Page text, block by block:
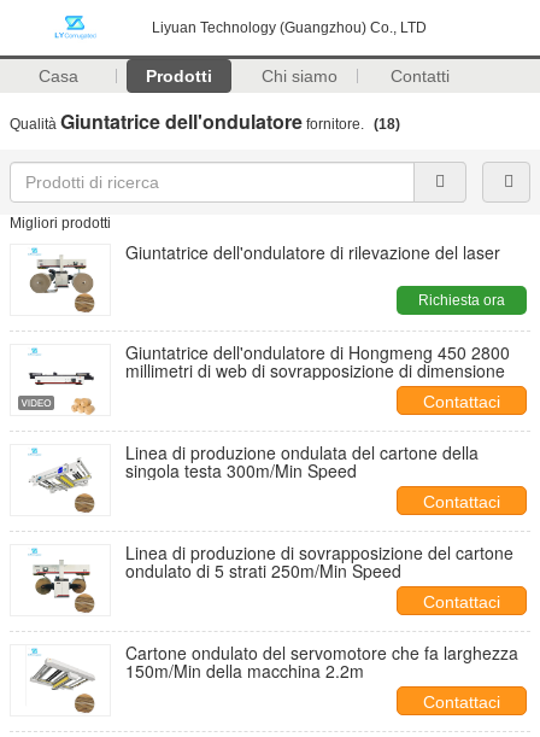
Liyuan Technology (Guangzhou) Co., LTD
Casa Prodotti Chi siamo Contatti
Qualità Giuntatrice dell'ondulatore fornitore. (18)
Migliori prodotti
Giuntatrice dell'ondulatore di rilevazione del laser
Richiesta ora
Giuntatrice dell'ondulatore di Hongmeng 450 2800
millimetri di web di sovrapposizione di dimensione
Contattaci
Linea di produzione ondulata del cartone della
singola testa 300m/Min Speed
Contattaci
Linea di produzione di sovrapposizione del cartone
ondulato di 5 strati 250m/Min Speed
Contattaci
Cartone ondulato del servomotore che fa larghezza
150m/Min della macchina 2.2m
Contattaci